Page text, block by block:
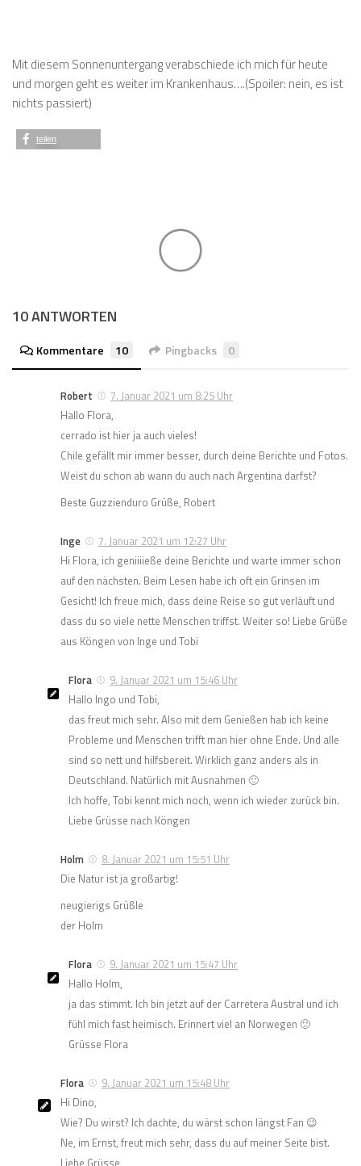
Mit diesem Sonnenuntergang verabschiede ich mich für heute
und morgen geht es weiter im Krankenhaus….(Spoiler: nein, es ist
nichts passiert)
teilen
10 ANTWORTEN
Kommentare 10 Pingbacks 0
Robert
7. Januar 2021 um 8:25 Uhr
Hallo Flora,
cerrado ist hier ja auch vieles!
Chile gefällt mir immer besser, durch deine Berichte und Fotos.
Weist du schon ab wann du auch nach Argentina darfst?
Beste Guzzienduro Grüße, Robert
Inge
7. Januar 2021 um 12:27 Uhr
Hi Flora, ich geniiiieße deine Berichte und warte immer schon
auf den nächsten. Beim Lesen habe ich oft ein Grinsen im
Gesicht! Ich freue mich, dass deine Reise so gut verläuft und
dass du so viele nette Menschen triffst. Weiter so! Liebe Grüße
aus Köngen von Inge und Tobi
Flora
9. Januar 2021 um 15:46 Uhr
Hallo Ingo und Tobi,
das freut mich sehr. Also mit dem Genießen hab ich keine
Probleme und Menschen trifft man hier ohne Ende. Und alle
sind so nett und hilfsbereit. Wirklich ganz anders als in
Deutschland. Natürlich mit Ausnahmen 🙂
Ich hoffe, Tobi kennt mich noch, wenn ich wieder zurück bin.
Liebe Grüsse nach Köngen
Holm
8. Januar 2021 um 15:51 Uhr
Die Natur ist ja großartig!
neugierigs Grüßle
der Holm
Flora
9. Januar 2021 um 15:47 Uhr
Hallo Holm,
ja das stimmt. Ich bin jetzt auf der Carretera Austral und ich
fühl mich fast heimisch. Erinnert viel an Norwegen 🙂
Grüsse Flora
Flora
9. Januar 2021 um 15:48 Uhr
Hi Dino,
Wie? Du wirst? Ich dachte, du wärst schon längst Fan 😉
Ne, im Ernst, freut mich sehr, dass du auf meiner Seite bist.